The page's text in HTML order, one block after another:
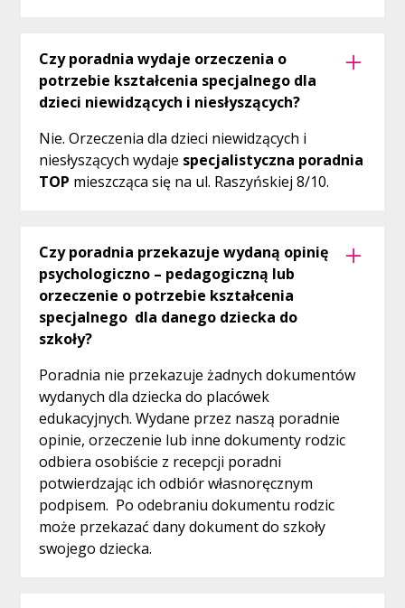
Czy poradnia wydaje orzeczenia o
potrzebie kształcenia specjalnego dla
dzieci niewidzących i niesłyszących?
Nie. Orzeczenia dla dzieci niewidzących i
niesłyszących wydaje specjalistyczna poradnia
TOP mieszcząca się na ul. Raszyńskiej 8/10.
Czy poradnia przekazuje wydaną opinię
psychologiczno – pedagogiczną lub
orzeczenie o potrzebie kształcenia
specjalnego dla danego dziecka do
szkoły?
Poradnia nie przekazuje żadnych dokumentów
wydanych dla dziecka do placówek
edukacyjnych. Wydane przez naszą poradnie
opinie, orzeczenie lub inne dokumenty rodzic
odbiera osobiście z recepcji poradni
potwierdzając ich odbiór własnoręcznym
podpisem. Po odebraniu dokumentu rodzic
może przekazać dany dokument do szkoły
swojego dziecka.